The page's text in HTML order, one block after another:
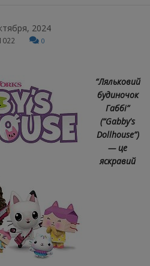
2024
0
“Ляльковий
будиночок
Габбі”
(“Gabby's
Dollhouse”)
— це
яскравий